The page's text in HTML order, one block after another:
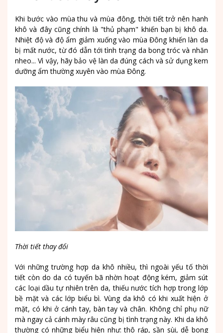
Khi bước vào mùa thu và mùa đông, thời tiết trở nên hanh
khô và đây cũng chính là "thủ phạm" khiến bạn bị khô da.
Nhiệt độ và độ ẩm giảm xuống vào mùa Đông khiến làn da
bị mất nước, từ đó dẫn tới tình trạng da bong tróc và nhăn
nheo... Vì vậy, hãy bảo vệ làn da đúng cách và sử dụng kem
dưỡng ẩm thường xuyên vào mùa Đông.
Thời tiết thay đổi
Với những trường hợp da khô nhiều, thì ngoài yếu tố thời
tiết còn do da có tuyến bã nhờn hoạt động kém, giảm sút
các loại dầu tự nhiên trên da, thiếu nước tích hợp trong lớp
bề mặt và các lớp biểu bì. Vùng da khô có khi xuất hiện ở
mặt, có khi ở cánh tay, bàn tay và chân. Không chỉ phụ nữ
mà ngay cả cánh mày râu cũng bị tình trạng này. Khi da khô
thường có những biểu hiện như: thô ráp, sần sùi, dễ bong